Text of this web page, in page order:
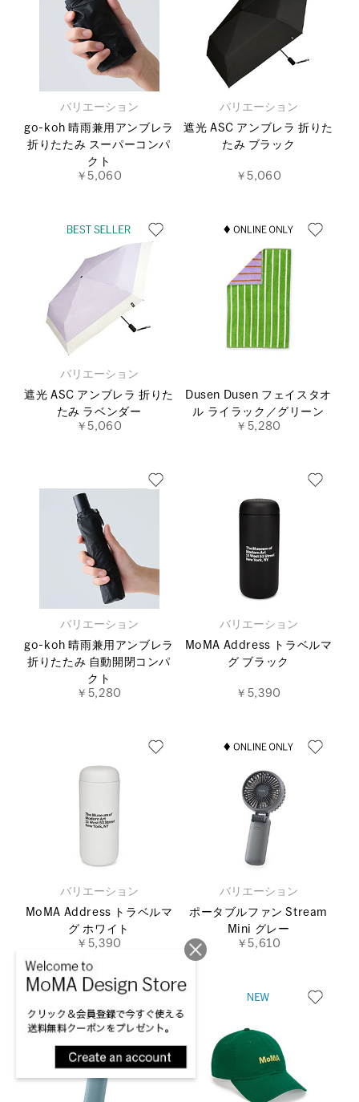
バリエーション
go-koh 晴雨兼用アンブレラ
折りたたみ スーパーコンパ
クト
￥5,060
バリエーション
遮光 ASC アンブレラ 折りた
たみ ブラック
￥5,060
バリエーション
遮光 ASC アンブレラ 折りた
たみ ラベンダー
￥5,060
Dusen Dusen フェイスタオ
ル ライラック／グリーン
￥5,280
バリエーション
go-koh 晴雨兼用アンブレラ
折りたたみ 自動開閉コンパ
クト
￥5,280
バリエーション
MoMA Address トラベルマ
グ ブラック
￥5,390
バリエーション
MoMA Address トラベルマ
グ ホワイト
￥5,390
バリエーション
ポータブルファン Stream
Mini グレー
￥5,610